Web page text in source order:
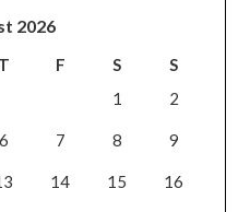
2026
T F S
S
1
2
6 7 8 9
14 15 16